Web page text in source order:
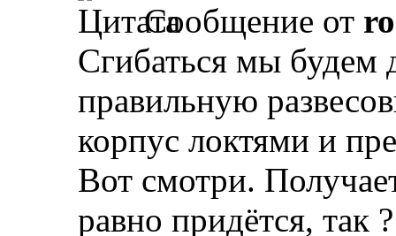
Сообщение от
Сгибаться мы будем
правильную
корпус локтями и
Вот смотри.
равно придётся, так ?